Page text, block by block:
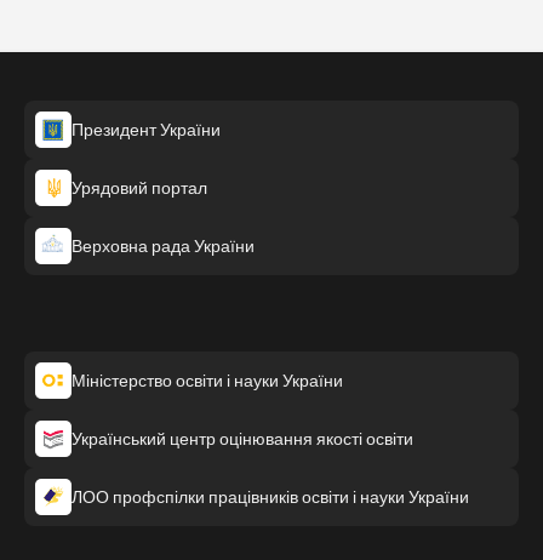
Президент України
Урядовий портал
Верховна рада України
Міністерство освіти і науки України
Український центр оцінювання якості освіти
ЛОО профспілки працівників освіти і науки України